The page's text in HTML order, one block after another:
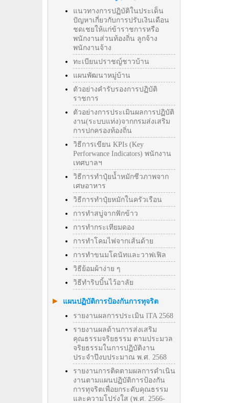
แนวทางการปฏิบัติในประเด็น
ปัญหาเกี่ยวกับการปรับเงินเดือน
ชดเชยให้แก่ข้าราชการหรือ
พนักงานส่วนท้องถิ่น ลูกจ้าง
พนักงานจ้าง
ทะเบียนปราชญ์ชาวบ้าน
แผนพัฒนาหมู่บ้าน
ตัวอย่างคำรับรองการปฏิบัติ
ราชการ
ตัวอย่างการประเมินผลการปฏิบัติ
งาน(ระบบแท่ง)จากกรมส่งเสริม
การปกครองท้องถิ่น
วิธีการเขียน KPIs (Key
Perforwance Indicators) พนักงาน
เทศบาลฯ
วิธีการทำปุ๋ยน้ำหมักชีวภาพจาก
เศษอาหาร
วิธีการทำปุ๋ยหมักในครัวเรือน
การทำสบู่จากฟักข้าว
การทำกระเทียมดอง
การทำโคมไฟจากเส้นด้าย
การทำขนมโดนัทและวาฟเฟิล
วิธีย้อมผ้าง่าย ๆ
วิธีทําริบบิ้นไว้อาลัย
แผนปฏิบัติการป้องกันการทุจริต
รายงานผลการประเมิน lTA 2568
รายงานผลด้านการส่งเสริม
คุณธรรมจริยธรรม ตามประมวล
จริยธรรมในการปฏิบัติงาน
ประจำปีงบประมาณ พ.ศ. 2568
รายงานการติดตามผลการดำเนิน
งานตามแผนปฏิบัติการป้องกัน
การทุจริตเพื่อยกระดับคุณธรรม
และความโปร่งใส (พ.ศ. 2566-